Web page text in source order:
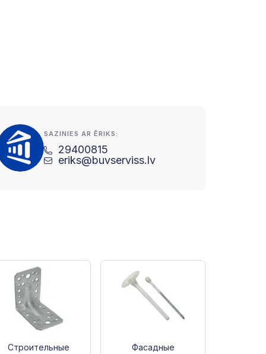
SAZINIES AR ĒRIKS:
29400815
eriks@buvserviss.lv
Строительные
Фасадные